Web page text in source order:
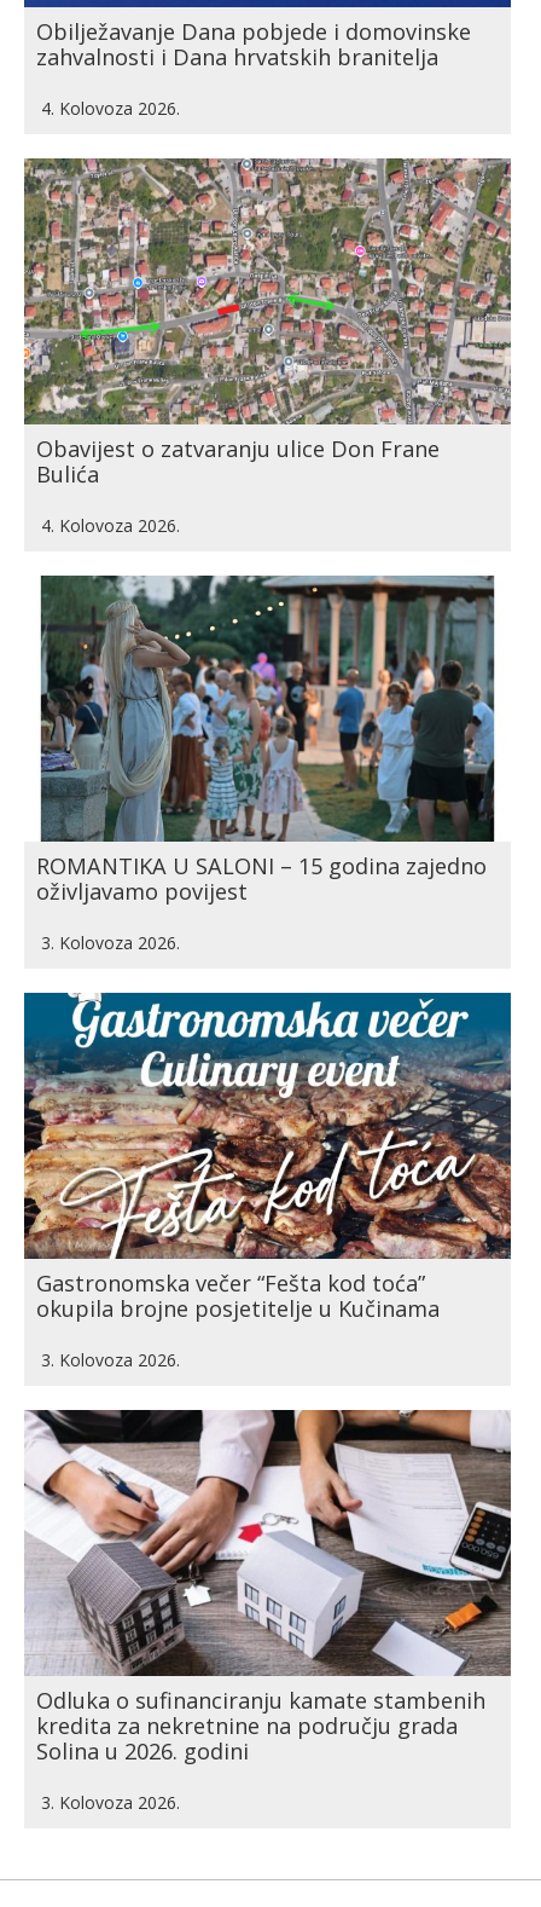
Obilježavanje Dana pobjede i domovinske
zahvalnosti i Dana hrvatskih branitelja
4. Kolovoza 2026.
Obavijest o zatvaranju ulice Don Frane
Bulića
4. Kolovoza 2026.
ROMANTIKA U SALONI – 15 godina zajedno
oživljavamo povijest
3. Kolovoza 2026.
Gastronomska večer “Fešta kod toća”
okupila brojne posjetitelje u Kučinama
3. Kolovoza 2026.
Odluka o sufinanciranju kamate stambenih
kredita za nekretnine na području grada
Solina u 2026. godini
3. Kolovoza 2026.